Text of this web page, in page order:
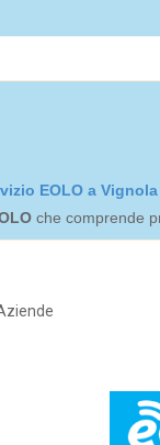
EOLO a Vignola
che comprende